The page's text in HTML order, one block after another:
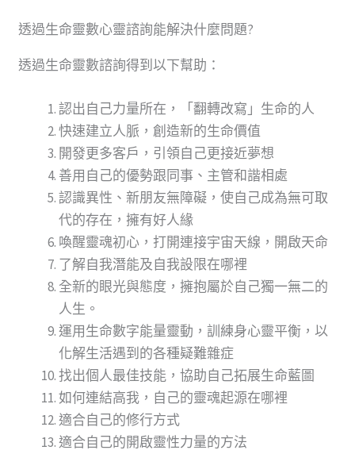
透過生命靈數心靈諮詢能解決什麼問題?
透過生命靈數諮詢得到以下幫助：
認出自己力量所在，「翻轉改寫」生命的人
快速建立人脈，創造新的生命價值
開發更多客戶，引領自己更接近夢想
善用自己的優勢跟同事、主管和諧相處
認識異性、新朋友無障礙，使自己成為無可取
代的存在，擁有好人緣
喚醒靈魂初心，打開連接宇宙天線，開啟天命
了解自我潛能及自我設限在哪裡
全新的眼光與態度，擁抱屬於自己獨一無二的
人生。
運用生命數字能量靈動，訓練身心靈平衡，以
化解生活遇到的各種疑難雜症
找出個人最佳技能，協助自己拓展生命藍圖
如何連結高我，自己的靈魂起源在哪裡
適合自己的修行方式
適合自己的開啟靈性力量的方法